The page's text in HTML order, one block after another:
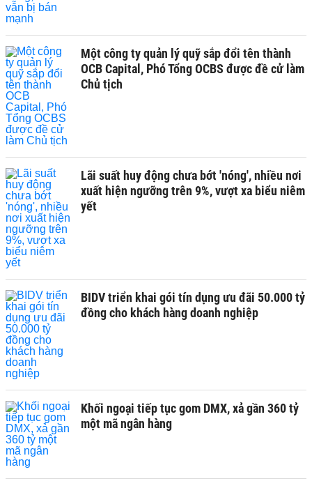
Một công ty quản lý quỹ sắp đổi tên thành
OCB Capital, Phó Tổng OCBS được đề cử làm
Chủ tịch
Lãi suất huy động chưa bớt 'nóng', nhiều nơi
xuất hiện ngưỡng trên 9%, vượt xa biểu niêm
yết
BIDV triển khai gói tín dụng ưu đãi 50.000 tỷ
đồng cho khách hàng doanh nghiệp
Khối ngoại tiếp tục gom DMX, xả gần 360 tỷ
một mã ngân hàng